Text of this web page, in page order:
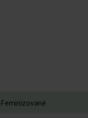
Feminizované